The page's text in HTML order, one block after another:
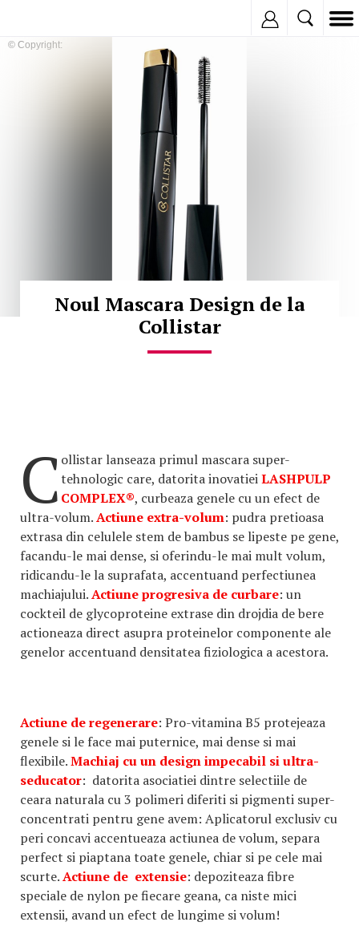
© Copyright:
Noul Mascara Design de la
Collistar
C ollistar lanseaza primul mascara super-
tehnologic care, datorita inovatieiLASHPULP
COMPLEX®, curbeaza genele cu un efect de
ultra-volum.Actiune extra-volum: pudra pretioasa
extrasa din celulele stem de bambus se lipeste pe gene,
facandu-le mai dense, si oferindu-le mai mult volum,
ridicandu-le la suprafata, accentuand perfectiunea
machiajului.Actiune progresiva de curbare: un
cockteil de glycoproteine extrase din drojdia de bere
actioneaza direct asupra proteinelor componente ale
genelor accentuand densitatea fiziologica a acestora.
Actiune de regenerare: Pro-vitamina B5 protejeaza
genele si le face mai puternice, mai dense si mai
flexibile.Machiaj cu un design impecabil si ultra-
seducator: datorita asociatiei dintre selectiile de
ceara naturala cu 3 polimeri diferiti si pigmenti super-
concentrati pentru gene avem: Aplicatorul exclusiv cu
peri concavi accentueaza actiunea de volum, separa
perfect si piaptana toate genele, chiar si pe cele mai
scurte.Actiune de extensie: depoziteaza fibre
speciale de nylon pe fiecare geana, ca niste mici
extensii, avand un efect de lungime si volum!